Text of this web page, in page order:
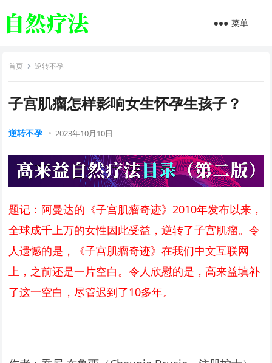
菜单
首页 逆转不孕
子宫肌瘤怎样影响女生怀孕生孩子？
逆转不孕 2023年10月10日
题记：阿曼达的《子宫肌瘤奇迹》2010年发布以来，
全球成千上万的女性因此受益，逆转了子宫肌瘤。令
人遗憾的是，《子宫肌瘤奇迹》在我们中文互联网
上，之前还是一片空白。令人欣慰的是，高来益填补
了这一空白，尽管迟到了10多年。